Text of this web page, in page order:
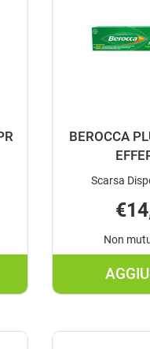
B-
BEROCCA
Scarsa
Non